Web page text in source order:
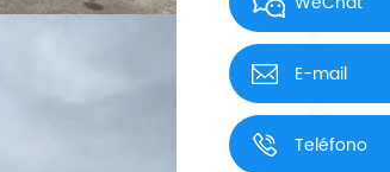
E-mail
Teléfono